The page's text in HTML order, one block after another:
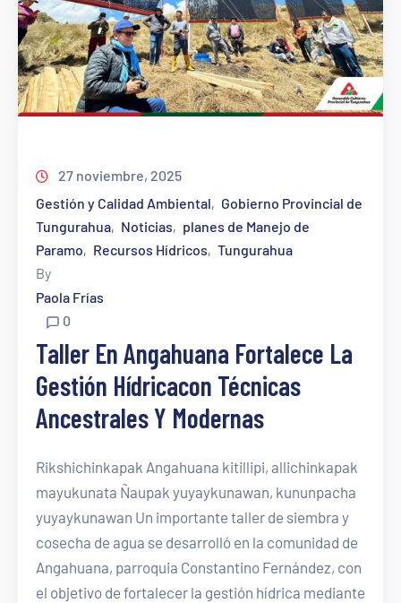
27 noviembre, 2025
Gestión y Calidad Ambiental‚ Gobierno Provincial de
Tungurahua‚ Noticias‚ planes de Manejo de
Paramo‚ Recursos Hídricos‚ Tungurahua
By
Paola Frías
0
Taller En Angahuana Fortalece La
Gestión Hídricacon Técnicas
Ancestrales Y Modernas
Rikshichinkapak Angahuana kitillipi, allichinkapak
mayukunata Ñaupak yuyaykunawan, kununpacha
yuyaykunawan Un importante taller de siembra y
cosecha de agua se desarrolló en la comunidad de
Angahuana, parroquia Constantino Fernández, con
el objetivo de fortalecer la gestión hídrica mediante